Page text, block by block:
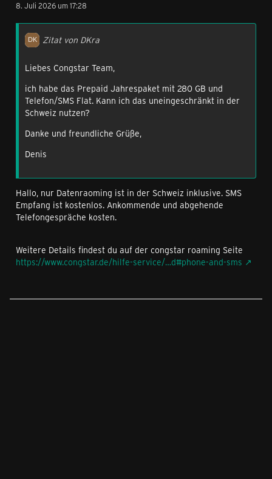
8. Juli 2026 um 17:28
Zitat von DKra
Liebes Congstar Team,
ich habe das Prepaid Jahrespaket mit 280 GB und
Telefon/SMS Flat. Kann ich das uneingeschränkt in der
Schweiz nutzen?
Danke und freundliche Grüße,
Denis
Hallo, nur Datenraoming ist in der Schweiz inklusive. SMS
Empfang ist kostenlos. Ankommende und abgehende
Telefongespräche kosten.
Weitere Details findest du auf der congstar roaming Seite
https://www.congstar.de/hilfe-service/…d#phone-and-sms